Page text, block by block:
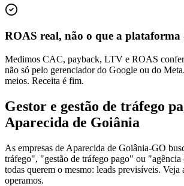
ROAS real, não o que a plataforma
Medimos CAC, payback, LTV e ROAS
não só pelo gerenciador do Google ou do
meios. Receita é fim.
Gestor e gestão de tráfego
Aparecida de Goiânia
As empresas de Aparecida de Goiânia-GO
tráfego", "gestão de tráfego pago" ou
todas querem o mesmo: leads previsíveis. Veja
operamos.